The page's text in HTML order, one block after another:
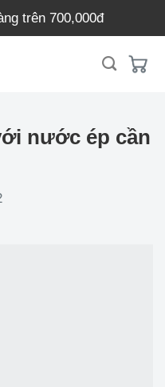
trên 700,000đ
nước ép cần